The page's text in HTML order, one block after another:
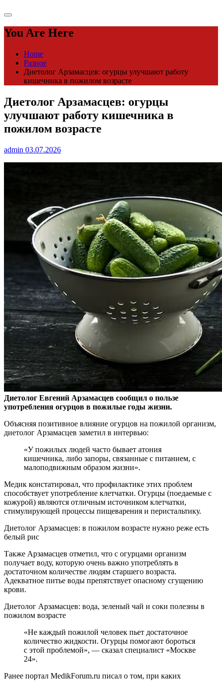
You Are Here
Home
Разное
Диетолог Арзамасцев: огурцы улучшают работу
кишечника в пожилом возрасте
Диетолог Арзамасцев: огурцы
улучшают работу кишечника в
пожилом возрасте
admin 03.07.2026
Диетолог Евгений Арзамасцев сообщил о пользе
употребления огурцов в пожилые годы жизни.
Объясняя позитивное влияние огурцов на пожилой организм,
диетолог Арзамасцев заметил в интервью:
«У пожилых людей часто бывает атония
кишечника, либо запоры, связанные с питанием, с
малоподвижным образом жизни».
Медик констатировал, что профилактике этих проблем
способствует употребление клетчатки. Огурцы (поедаемые с
кожурой) являются отличным источником клетчатки,
стимулирующей процессы пищеварения и перистальтику.
Диетолог Арзамасцев: в пожилом возрасте нужно реже есть
белый рис
Также Арзамасцев отметил, что с огурцами организм
получает воду, которую очень важно употреблять в
достаточном количестве людям старшего возраста.
Адекватное питье воды препятствует опасному сгущению
крови.
Диетолог Арзамасцев: вода, зеленый чай и соки полезны в
пожилом возрасте
«Не каждый пожилой человек пьет достаточное
количество жидкости. Огурцы помогают бороться
с этой проблемой», — сказал специалист «Москве
24».
Ранее портал MedikForum.ru писал о том, при каких